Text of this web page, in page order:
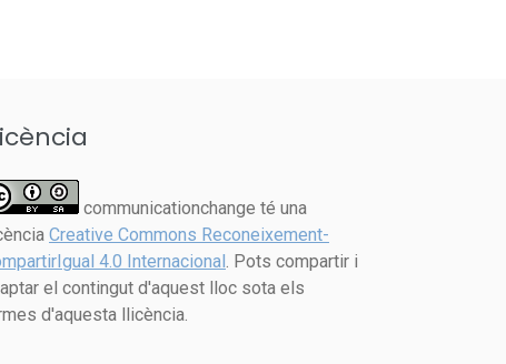
communicationchange té una
Creative Commons Reconeixement-
4.0 Internacional. Pots compartir i
el contingut d'aquest lloc sota els
d'aquesta llicència.